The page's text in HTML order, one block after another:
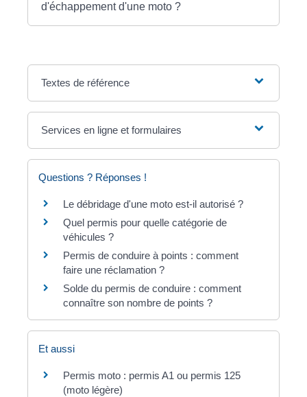
d'échappement d'une moto ?
Textes de référence
Services en ligne et formulaires
Questions ? Réponses !
Le débridage d'une moto est-il autorisé ?
Quel permis pour quelle catégorie de
véhicules ?
Permis de conduire à points : comment
faire une réclamation ?
Solde du permis de conduire : comment
connaître son nombre de points ?
Et aussi
Permis moto : permis A1 ou permis 125
(moto légère)